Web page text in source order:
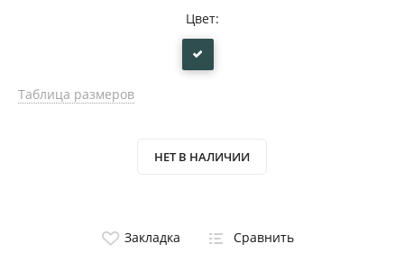
Цвет:
Таблица размеров
НЕТ В НАЛИЧИИ
Закладка Сравнить